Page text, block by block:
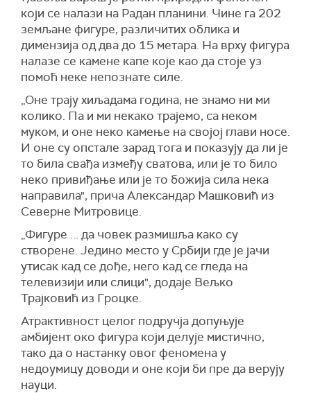
који се налази на Радан планини. Чине га 202
земљане фигуре, различитих облика и
димензија од два до 15 метара. На врху фигура
налазе се камене капе које као да стоје уз
помоћ неке непознате силе.
„Оне трају хиљадама година, не знамо ни ми
колико. Па и ми некако трајемо, са неком
муком, и оне неко камење на својој глави носе.
И оне су опстале зарад тога и показују да ли је
то била свађа између сватова, или је то било
неко привиђање или је то божија сила нека
направила", прича Александар Машковић из
Северне Митровице.
„Фигуре ... да човек размишља како су
створене. Једино место у Србији где је јачи
утисак кад се дође, него кад се гледа на
телевизији или слици", додаје Вељко
Трајковић из Гроцке.
Атрактивност целог подручја допуњује
амбијент око фигура који делује мистично,
тако да о настанку овог феномена у
недоумицу доводи и оне који би пре да верују
науци.